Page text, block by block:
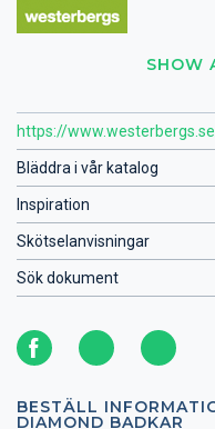
SHOW
https://
Bläddra i vår katalog
Inspiration
Skötselanvisningar
Sök dokument
BESTÄLL
DIAMOND BADKAR